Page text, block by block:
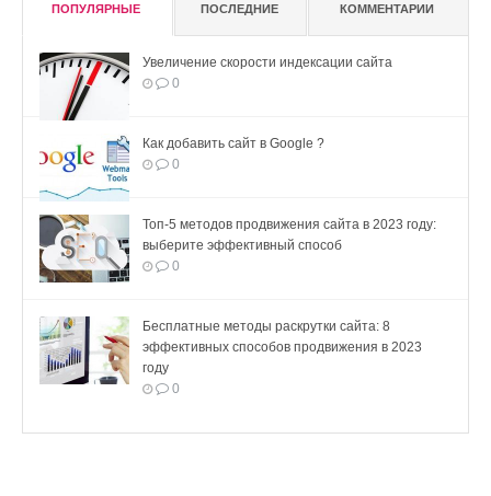
ПОПУЛЯРНЫЕ ПОСЛЕДНИЕ КОММЕНТАРИИ
Увеличение скорости индексации сайта
0
Как добавить сайт в Google ?
0
Топ-5 методов продвижения сайта в 2023 году:
выберите эффективный способ
0
Бесплатные методы раскрутки сайта: 8
эффективных способов продвижения в 2023
году
0